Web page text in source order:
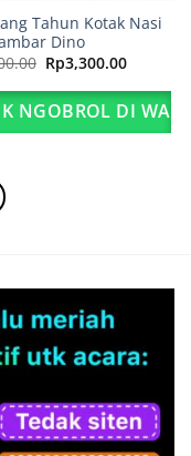
Tahun Kotak Nasi
Dino
Harga
aslinya
adalah:
Rp6,600.00.
Rp3,300.00Harga
ini
adalah:
NGOBROL DI WA